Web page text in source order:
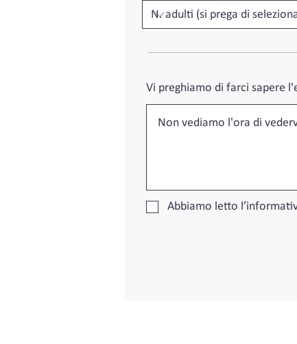
Vi preghiamo di farci sapere
Abbiamo letto